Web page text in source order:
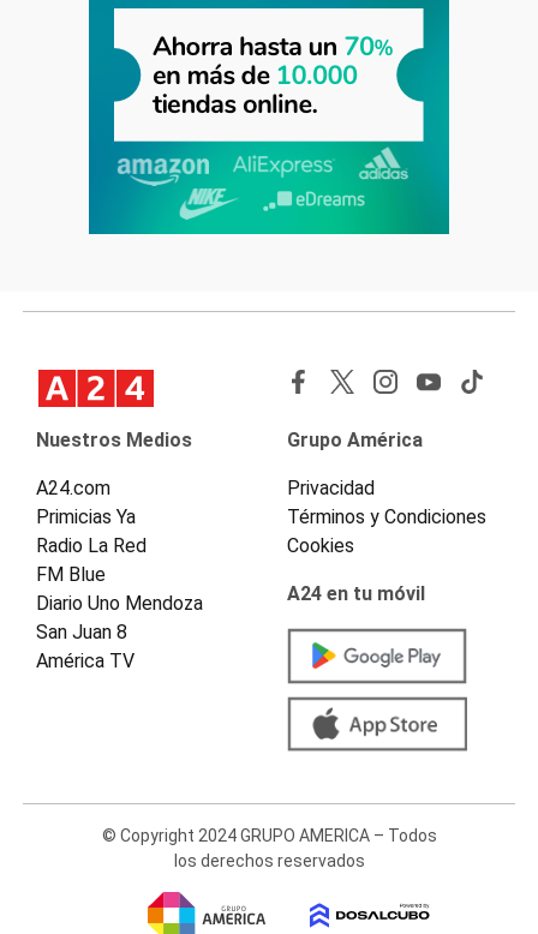
Nuestros Medios
A24.com
Primicias Ya
Radio La Red
FM Blue
Diario Uno Mendoza
San Juan 8
América TV
Grupo América
Privacidad
Términos y Condiciones
Cookies
A24 en tu móvil
© Copyright 2024 GRUPO AMERICA – Todos
los derechos reservados